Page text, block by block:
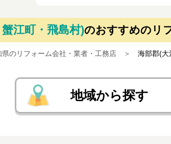
江町・飛島村)のおすすめのリ
県のリフォーム会社・業者・工務店 海部郡(大
地域から探す